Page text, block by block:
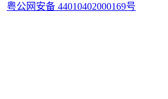
粤公网安备 44010402000169号